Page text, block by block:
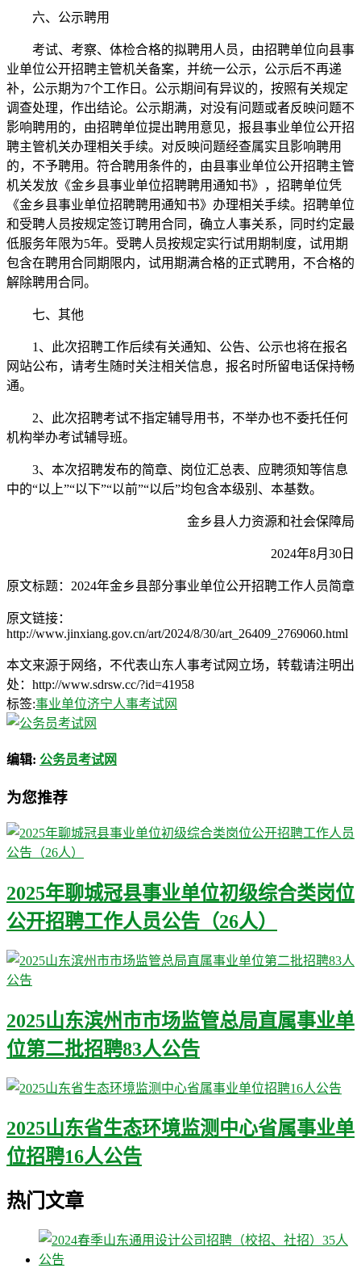
六、公示聘用
考试、考察、体检合格的拟聘用人员，由招聘单位向县事
业单位公开招聘主管机关备案，并统一公示，公示后不再递
补，公示期为7个工作日。公示期间有异议的，按照有关规定
调查处理，作出结论。公示期满，对没有问题或者反映问题不
影响聘用的，由招聘单位提出聘用意见，报县事业单位公开招
聘主管机关办理相关手续。对反映问题经查属实且影响聘用
的，不予聘用。符合聘用条件的，由县事业单位公开招聘主管
机关发放《金乡县事业单位招聘聘用通知书》，招聘单位凭
《金乡县事业单位招聘聘用通知书》办理相关手续。招聘单位
和受聘人员按规定签订聘用合同，确立人事关系，同时约定最
低服务年限为5年。受聘人员按规定实行试用期制度，试用期
包含在聘用合同期限内，试用期满合格的正式聘用，不合格的
解除聘用合同。
七、其他
1、此次招聘工作后续有关通知、公告、公示也将在报名
网站公布，请考生随时关注相关信息，报名时所留电话保持畅
通。
2、此次招聘考试不指定辅导用书，不举办也不委托任何
机构举办考试辅导班。
3、本次招聘发布的简章、岗位汇总表、应聘须知等信息
中的“以上”“以下”“以前”“以后”均包含本级别、本基数。
金乡县人力资源和社会保障局
2024年8月30日
原文标题：2024年金乡县部分事业单位公开招聘工作人员简章
原文链接：
http://www.jinxiang.gov.cn/art/2024/8/30/art_26409_2769060.html
本文来源于网络，不代表山东人事考试网立场，转载请注明出
处：http://www.sdrsw.cc/?id=41958
标签:事业单位济宁人事考试网
编辑: 公务员考试网
为您推荐
2025年聊城冠县事业单位初级综合类岗位
公开招聘工作人员公告（26人）
2025山东滨州市市场监管总局直属事业单
位第二批招聘83人公告
2025山东省生态环境监测中心省属事业单
位招聘16人公告
热门文章